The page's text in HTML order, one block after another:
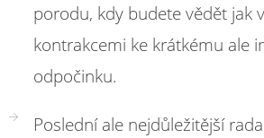
porodu, kdy budete vědět jak
kontrakcemi ke krátkému ale
odpočinku.
Poslední ale nejdůležitější